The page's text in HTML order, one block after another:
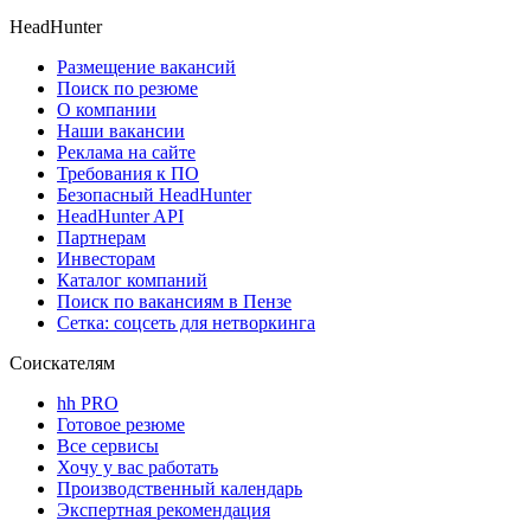
HeadHunter
Размещение вакансий
Поиск по резюме
О компании
Наши вакансии
Реклама на сайте
Требования к ПО
Безопасный HeadHunter
HeadHunter API
Партнерам
Инвесторам
Каталог компаний
Поиск по вакансиям в Пензе
Сетка: соцсеть для нетворкинга
Соискателям
hh PRO
Готовое резюме
Все сервисы
Хочу у вас работать
Производственный календарь
Экспертная рекомендация